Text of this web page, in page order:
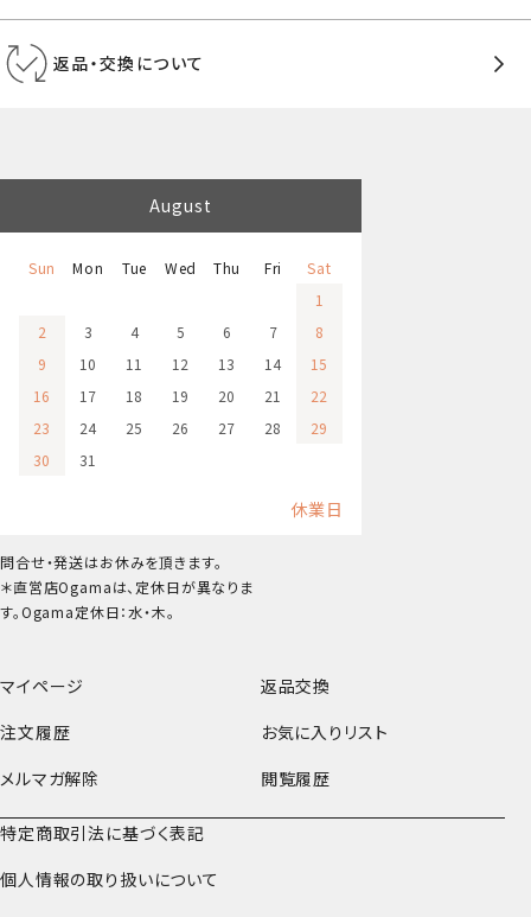
返品・交換について
マイページ
返品交換
注文履歴
お気に入りリスト
メルマガ解除
閲覧履歴
特定商取引法に基づく表記
個人情報の取り扱いについて
August
Sun Mon Tue Wed Thu Fri
Sat
1
2
3 4 5 6 7
8
9
10 11 12 13 14
15
16
17 18 19 20 21
22
23
24 25 26 27 28
29
30
31
休業日
問合せ・発送はお休みを頂きます。
＊直営店Ogamaは、定休日が異なりま
す。Ogama定休日：水・木。